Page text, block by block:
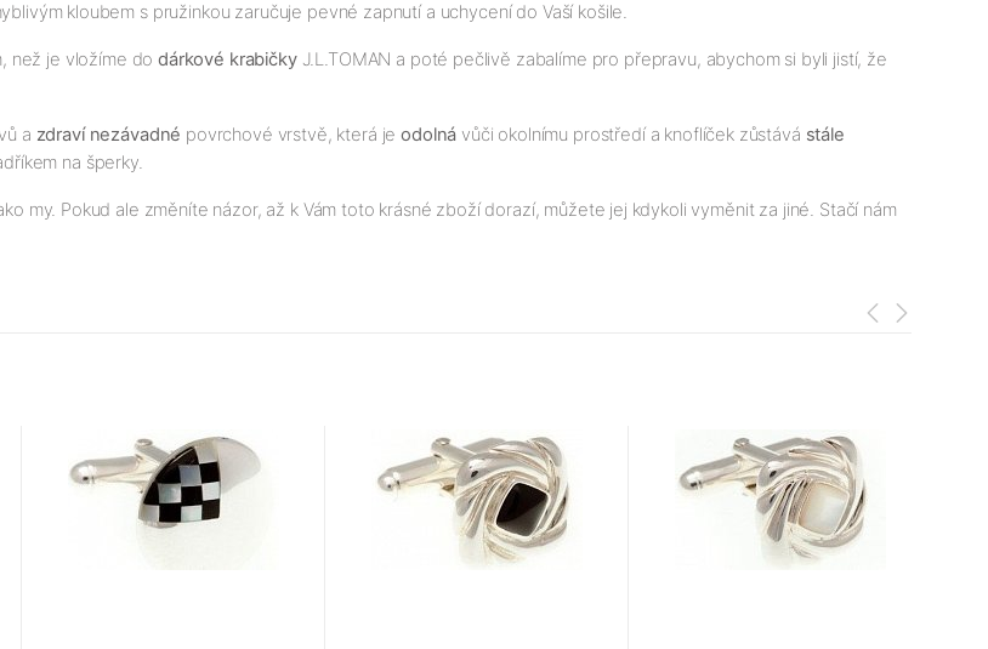
kloubem s pružinkou zaručuje pevné zapnutí a uchycení do Vaší košile.
než je vložíme dodárkové krabičkyJ.L.TOMAN a poté pečlivě zabalíme pro přepravu, abychom si byli jistí, že
a zdraví nezávadné povrchové vrstvě, která jeodolná vůči okolnímu prostředí a knoflíček zůstává stále
na šperky.
my. Pokud ale změníte názor, až k Vám toto krásné zboží dorazí, můžete jej kdykoli vyměnit za jiné. Stačí nám